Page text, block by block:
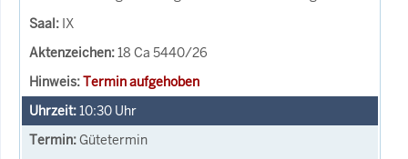
IX
18 Ca 5440/26
Termin aufgehoben
10:30 Uhr
Gütetermin